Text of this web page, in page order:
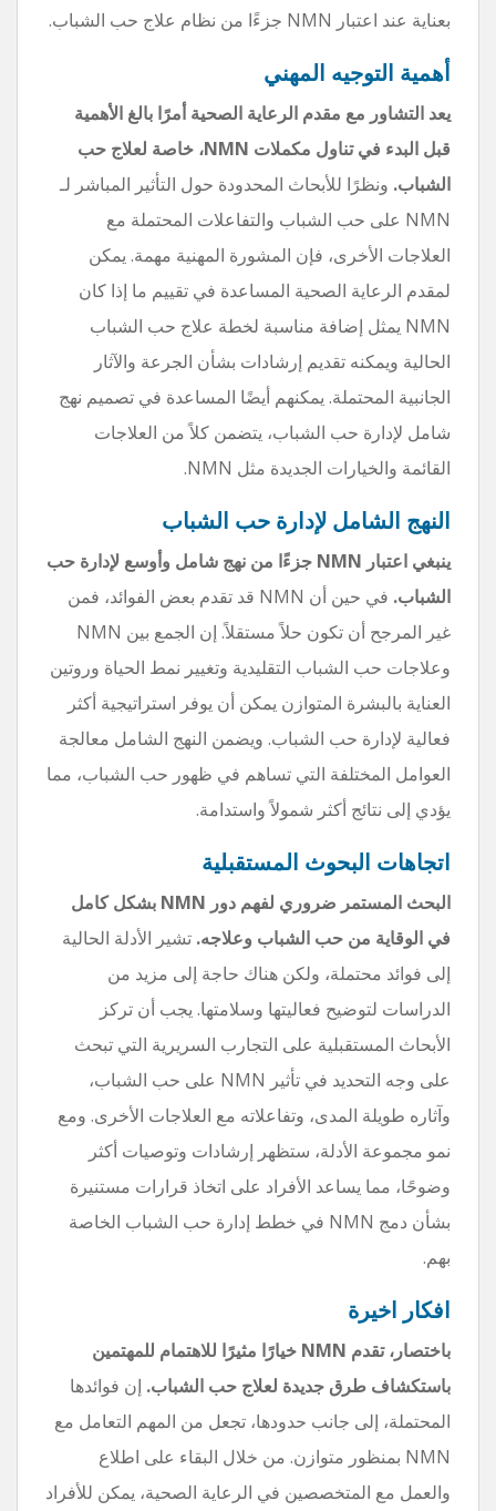
بعناية عند اعتبار NMN جزءًا من نظام علاج حب الشباب.
أهمية التوجيه المهني
يعد التشاور مع مقدم الرعاية الصحية أمرًا بالغ الأهمية
قبل البدء في تناول مكملات NMN، خاصة لعلاج حب
الشباب. ونظرًا للأبحاث المحدودة حول التأثير المباشر لـ
NMN على حب الشباب والتفاعلات المحتملة مع
العلاجات الأخرى، فإن المشورة المهنية مهمة. يمكن
لمقدم الرعاية الصحية المساعدة في تقييم ما إذا كان
NMN يمثل إضافة مناسبة لخطة علاج حب الشباب
الحالية ويمكنه تقديم إرشادات بشأن الجرعة والآثار
الجانبية المحتملة. يمكنهم أيضًا المساعدة في تصميم نهج
شامل لإدارة حب الشباب، يتضمن كلاً من العلاجات
القائمة والخيارات الجديدة مثل NMN.
النهج الشامل لإدارة حب الشباب
ينبغي اعتبار NMN جزءًا من نهج شامل وأوسع لإدارة حب
الشباب.
في حين أن NMN قد تقدم بعض الفوائد، فمن
غير المرجح أن تكون حلاً مستقلاً. إن الجمع بين NMN
وعلاجات حب الشباب التقليدية وتغيير نمط الحياة وروتين
العناية بالبشرة المتوازن يمكن أن يوفر استراتيجية أكثر
فعالية لإدارة حب الشباب. ويضمن النهج الشامل معالجة
العوامل المختلفة التي تساهم في ظهور حب الشباب، مما
يؤدي إلى نتائج أكثر شمولاً واستدامة.
اتجاهات البحوث المستقبلية
البحث المستمر ضروري لفهم دور NMN بشكل كامل
في الوقاية من حب الشباب وعلاجه. تشير الأدلة الحالية
إلى فوائد محتملة، ولكن هناك حاجة إلى مزيد من
الدراسات لتوضيح فعاليتها وسلامتها. يجب أن تركز
الأبحاث المستقبلية على التجارب السريرية التي تبحث
على وجه التحديد في تأثير NMN على حب الشباب،
وآثاره طويلة المدى، وتفاعلاته مع العلاجات الأخرى. ومع
نمو مجموعة الأدلة، ستظهر إرشادات وتوصيات أكثر
وضوحًا، مما يساعد الأفراد على اتخاذ قرارات مستنيرة
بشأن دمج NMN في خطط إدارة حب الشباب الخاصة
بهم.
افكار اخيرة
باختصار، تقدم NMN خيارًا مثيرًا للاهتمام للمهتمين
باستكشاف طرق جديدة لعلاج حب الشباب. إن فوائدها
المحتملة، إلى جانب حدودها، تجعل من المهم التعامل مع
NMN بمنظور متوازن. من خلال البقاء على اطلاع
والعمل مع المتخصصين في الرعاية الصحية، يمكن للأفراد